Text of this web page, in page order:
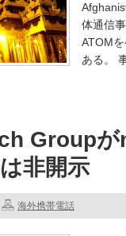
体通信
ATOM
ある。
Groupが
非開示
海外携帯電話